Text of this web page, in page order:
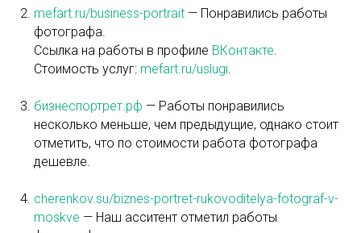
mefart.ru/business-portrait — Понравились работы
фотографа.
Ссылка на работы в профиле ВКонтакте.
Стоимость услуг: mefart.ru/uslugi.
бизнеспортрет.рф — Работы понравились
несколько меньше, чем предыдущие, однако стоит
отметить, что по стоимости работа фотографа
дешевле.
cherenkov.su/biznes-portret-rukovoditelya-fotograf-v-
moskve — Наш асситент отметил работы